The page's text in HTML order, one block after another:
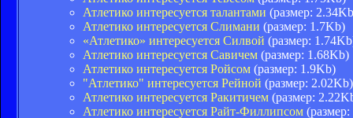
Атлетико интересуется талантами (размер:
Атлетико интересуется Слимани (размер: 1.7Kb)
«Атлетико» интересуется Силвой (размер:
Атлетико интересуется Савичем (размер: 1.68Kb)
Атлетико интересуется Ройсом (размер: 1.9Kb)
"Атлетико" интересуется Рейной (размер: 2.02Kb)
Атлетико интересуется Ракитичем (размер:
Атлетико интересуется Райт-Филлипсом